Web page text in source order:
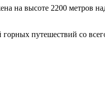
на высоте 2200 метров
путешествий со